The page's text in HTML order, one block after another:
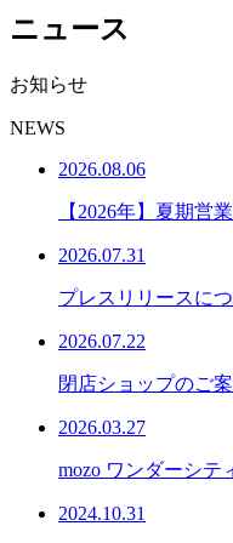
ニュース
お知らせ
NEWS
2026.08.06
【2026年】夏期営
2026.07.31
プレスリリースに
2026.07.22
閉店ショップのご
2026.03.27
mozo ワンダーシテ
2024.10.31